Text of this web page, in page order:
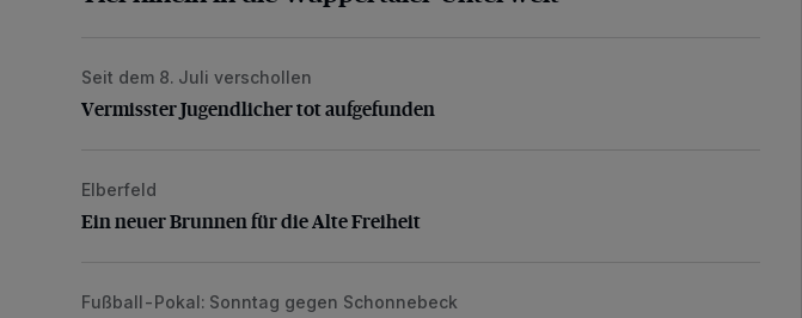
Vermisster Jugendlicher tot aufgefunden
Seit dem 8. Juli verschollen
Vermisster Jugendlicher tot aufgefunden
Ein neuer Brunnen für die Alte Freiheit
Elberfeld
Ein neuer Brunnen für die Alte Freiheit
WSV: Comeback, Favoritenfrage und Fitnesszustand
Fußball-Pokal: Sonntag gegen Schonnebeck